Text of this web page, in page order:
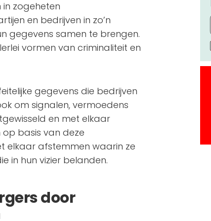
zogeheten
en bedrijven in zo’n
gegevens samen te brengen.
vormen van criminaliteit en
gegevens die bedrijven
om signalen, vermoedens
en met elkaar
basis van deze
elkaar afstemmen waarin ze
in hun vizier belanden.
door